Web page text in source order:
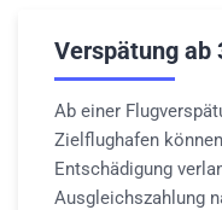
Verspätung ab
Ab einer
Zielflughafen
Entschädigung
Ausgleichszahlung